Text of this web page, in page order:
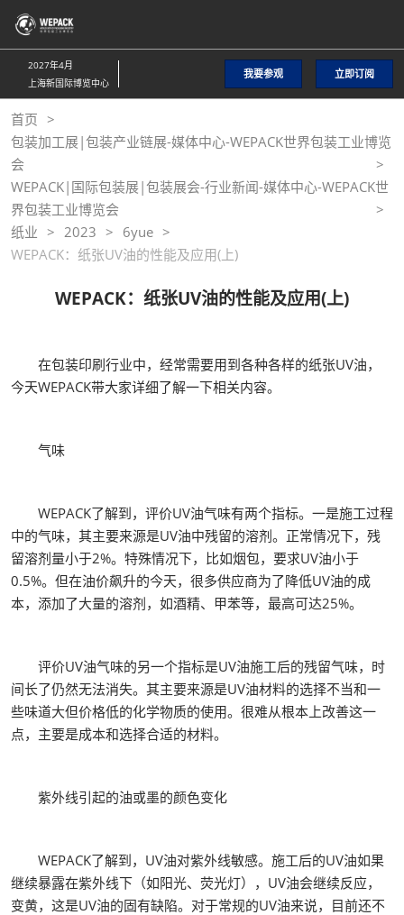
直
接
跳
至
内
容
2027年4月
上海新国际博览中心
我要参观 立即订阅
首页
包装加工展|包装产业链展-媒体中心-WEPACK世界包装工业博览
会
WEPACK|国际包装展|包装展会-行业新闻-媒体中心-WEPACK世
界包装工业博览会
纸业
2023
6yue
WEPACK：纸张UV油的性能及应用(上)
WEPACK：纸张UV油的性能及应用(上)
在包装印刷行业中，经常需要用到各种各样的纸张UV油，
今天WEPACK带大家详细了解一下相关内容。
气味
WEPACK了解到，评价UV油气味有两个指标。一是施工过程
中的气味，其主要来源是UV油中残留的溶剂。正常情况下，残
留溶剂量小于2%。特殊情况下，比如烟包，要求UV油小于
0.5%。但在油价飙升的今天，很多供应商为了降低UV油的成
本，添加了大量的溶剂，如酒精、甲苯等，最高可达25%。
评价UV油气味的另一个指标是UV油施工后的残留气味，时
间长了仍然无法消失。其主要来源是UV油材料的选择不当和一
些味道大但价格低的化学物质的使用。很难从根本上改善这一
点，主要是成本和选择合适的材料。
紫外线引起的油或墨的颜色变化
WEPACK了解到，UV油对紫外线敏感。施工后的UV油如果
继续暴露在紫外线下（如阳光、荧光灯），UV油会继续反应，
变黄，这是UV油的固有缺陷。对于常规的UV油来说，目前还不